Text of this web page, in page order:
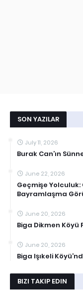
SON YAZILAR
July 11, 2026
Burak Can’ın
June 22, 2026
Geçmişe Yolculuk:
Bayramlaşma
June 20, 2026
Biga Dikmen Köyü
June 20, 2026
Biga Işıkeli
BIZI TAKIP EDIN